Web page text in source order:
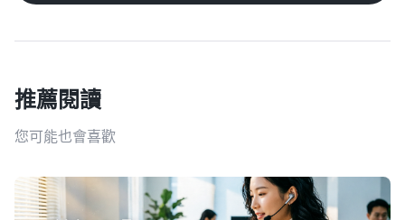
推薦閱讀
您可能也會喜歡